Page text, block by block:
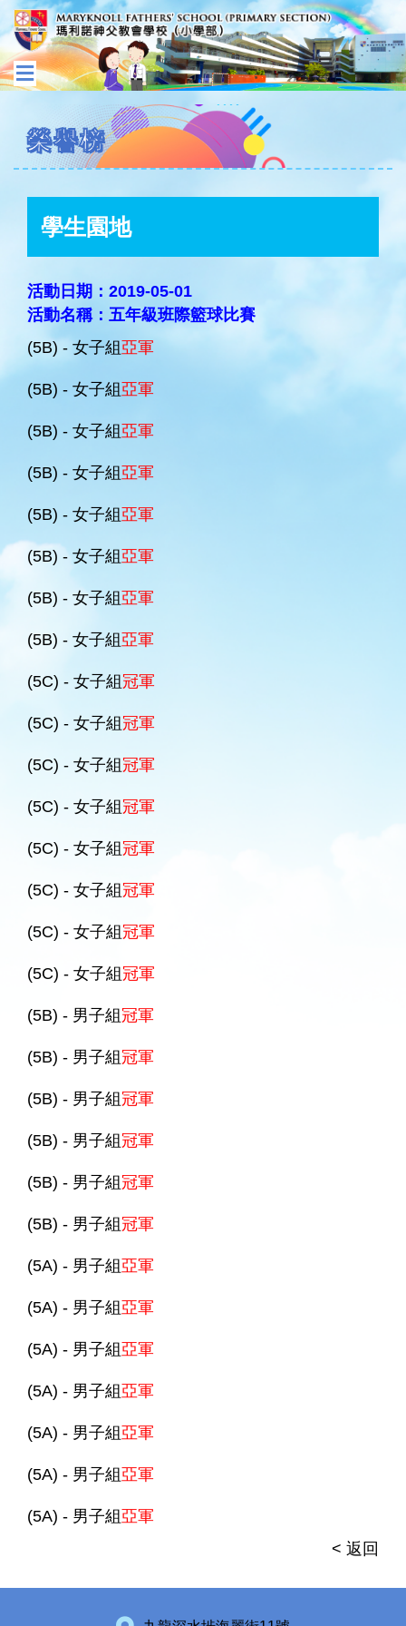
榮譽榜
學生園地
活動日期：2019-05-01
活動名稱：五年級班際籃球比賽
(5B) - 女子組 亞軍
(5B) - 女子組 亞軍
(5B) - 女子組 亞軍
(5B) - 女子組 亞軍
(5B) - 女子組 亞軍
(5B) - 女子組 亞軍
(5B) - 女子組 亞軍
(5B) - 女子組 亞軍
(5C) - 女子組 冠軍
(5C) - 女子組 冠軍
(5C) - 女子組 冠軍
(5C) - 女子組 冠軍
(5C) - 女子組 冠軍
(5C) - 女子組 冠軍
(5C) - 女子組 冠軍
(5C) - 女子組 冠軍
(5B) - 男子組 冠軍
(5B) - 男子組 冠軍
(5B) - 男子組 冠軍
(5B) - 男子組 冠軍
(5B) - 男子組 冠軍
(5B) - 男子組 冠軍
(5A) - 男子組 亞軍
(5A) - 男子組 亞軍
(5A) - 男子組 亞軍
(5A) - 男子組 亞軍
(5A) - 男子組 亞軍
(5A) - 男子組 亞軍
(5A) - 男子組 亞軍
< 返回